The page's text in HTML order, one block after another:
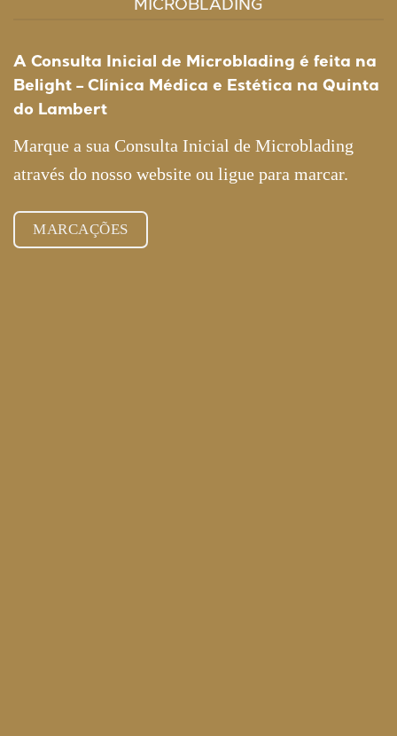
MICROBLADING
A Consulta Inicial de Microblading é feita na
Belight – Clínica Médica e Estética na Quinta
do Lambert
Marque a sua Consulta Inicial de Microblading
através do nosso website ou ligue para marcar.
MARCAÇÕES